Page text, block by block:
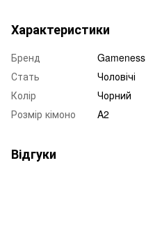
Характеристики
Бренд
Gameness
Стать
Чоловічі
Колір
Чорний
Розмір кімоно
A2
Відгуки